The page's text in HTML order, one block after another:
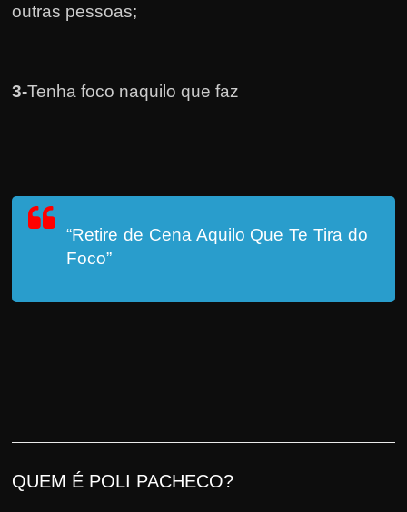
outras pessoas;
3-Tenha foco naquilo que faz
“Retire de Cena Aquilo Que Te Tira do
Foco”
QUEM É POLI PACHECO?